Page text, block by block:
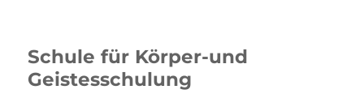
Schule für Körper-und
Geistesschulung